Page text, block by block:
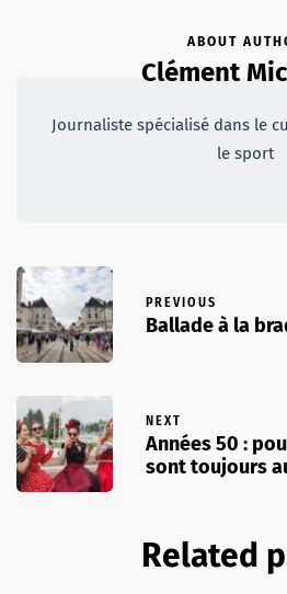
ABOUT
Clément
Journaliste spécialisé dans le
le sport
PREVIOUS
Ballade à la
NEXT
Années 50 :
sont toujours
Related